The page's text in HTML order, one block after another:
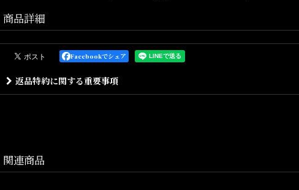
商品詳細
当
KING OF
Facebookでシェア
返品特約に関する重要事項
関連商品